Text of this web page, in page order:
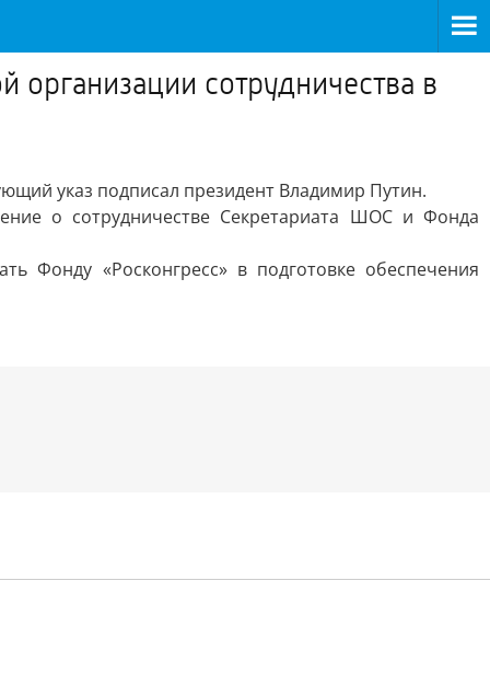
организации сотрудничества в
указ подписал президент Владимир Путин.
о сотрудничестве Секретариата ШОС и Фонда
Фонду «Росконгресс» в подготовке обеспечения